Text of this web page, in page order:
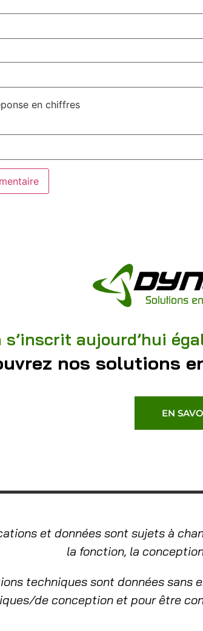
en chiffres
aujourd’hui
nos solutions
EN
et données sont sujets à
la fonction, la
techniques sont données sans
de conception et pour être